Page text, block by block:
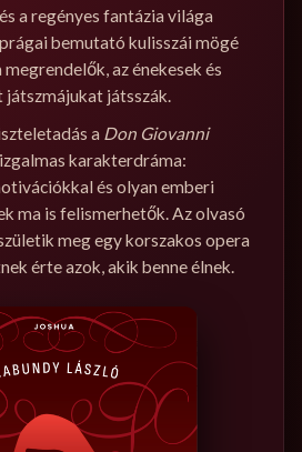
a regényes fantázia világa
bemutató kulisszái mögé
az énekesek és
játszmájukat játsszák.
a Don Giovanni
karakterdráma:
és olyan emberi
ma is felismerhetők. Az olvasó
meg egy korszakos opera
érte azok, akik benne élnek.